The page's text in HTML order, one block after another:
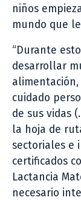
niños
mundo que
“Durante
desarrollar
cuidado
de sus vidas
la hoja de
sectoriales e
certificados
Lactancia
necesario